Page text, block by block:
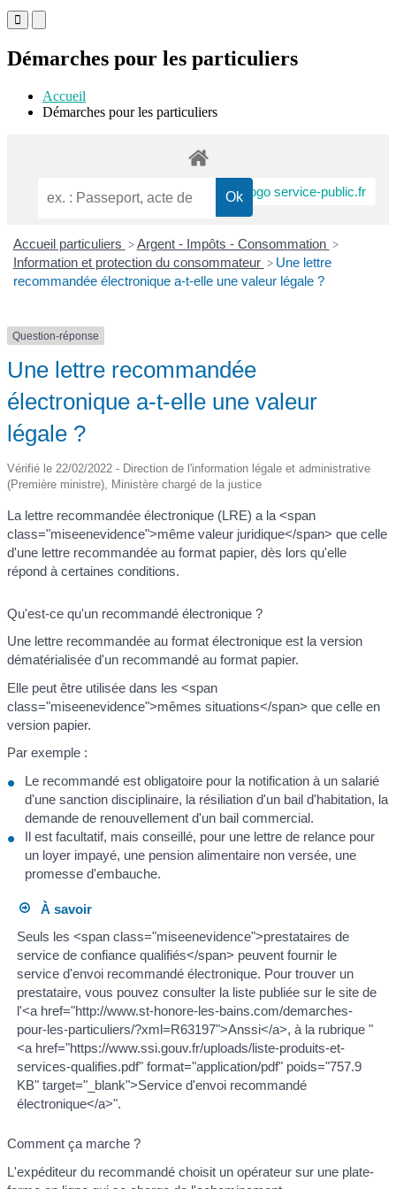
de
recherche
Menu
principal
mobile
principal
descktop
Démarches pour les particuliers
Accueil
Démarches pour les particuliers
Accueil particuliers > Argent - Impôts - Consommation >
Information et protection du consommateur > Une lettre
recommandée électronique a-t-elle une valeur légale ?
Question-réponse
Une lettre recommandée
électronique a-t-elle une valeur
légale ?
Vérifié le 22/02/2022 - Direction de l'information légale et administrative
(Première ministre), Ministère chargé de la justice
La lettre recommandée électronique (LRE) a la <span
class="miseenevidence">même valeur juridique</span> que celle
d'une lettre recommandée au format papier, dès lors qu'elle
répond à certaines conditions.
Qu'est-ce qu'un recommandé électronique ?
Une lettre recommandée au format électronique est la version
dématérialisée d'un recommandé au format papier.
Elle peut être utilisée dans les <span
class="miseenevidence">mêmes situations</span> que celle en
version papier.
Par exemple :
Le recommandé est obligatoire pour la notification à un salarié
d'une sanction disciplinaire, la résiliation d'un bail d'habitation, la
demande de renouvellement d'un bail commercial.
Il est facultatif, mais conseillé, pour une lettre de relance pour
un loyer impayé, une pension alimentaire non versée, une
promesse d'embauche.
À savoir
Seuls les <span class="miseenevidence">prestataires de
service de confiance qualifiés</span> peuvent fournir le
service d'envoi recommandé électronique. Pour trouver un
prestataire, vous pouvez consulter la liste publiée sur le site de
l'<a href="http://www.st-honore-les-bains.com/demarches-
pour-les-particuliers/?xml=R63197">Anssi</a>, à la rubrique "
<a href="https://www.ssi.gouv.fr/uploads/liste-produits-et-
services-qualifies.pdf" format="application/pdf" poids="757.9
KB" target="_blank">Service d'envoi recommandé
électronique</a>".
Comment ça marche ?
L'expéditeur du recommandé choisit un opérateur sur une plate-